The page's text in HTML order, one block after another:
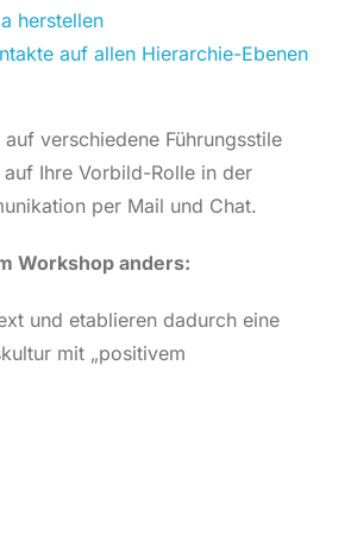
herstellen
auf allen Hierarchie-Ebenen
verschiedene Führungsstile
Ihre Vorbild-Rolle in der
per Mail und Chat.
Workshop anders:
und etablieren dadurch eine
mit „positivem